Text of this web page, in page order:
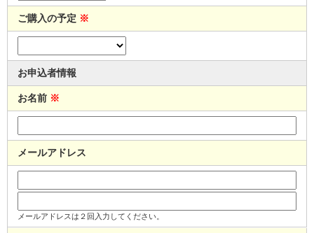
ご購入の予定 ※
お申込者情報
お名前 ※
メールアドレス
メールアドレスは２回入力してください。